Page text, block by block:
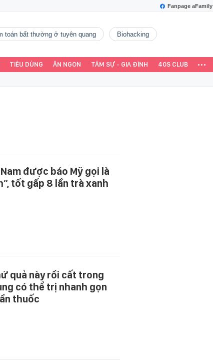
Fanpage aFamily
toán bất thường ở tuyên quang Biohacking
TIÊU DÙNG ĂN NGON TÂM SỰ - GIA ĐÌNH 40S CLUB
được báo Mỹ gọi là
tốt gấp 8 lần trà xanh
quả này rồi cất trong
có thể trị nhanh gọn
thuốc